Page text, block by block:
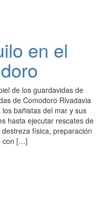
en el
de los guardavidas de
de Comodoro Rivadavia
bañistas del mar y sus
hasta ejecutar rescates de
física, preparación
con […]